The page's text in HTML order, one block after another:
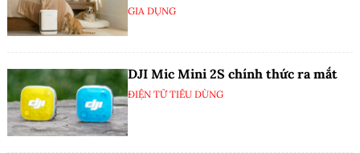
GIA DỤNG
DJI Mic Mini 2S chính thức ra mắt
ĐIỆN TỬ TIÊU DÙNG